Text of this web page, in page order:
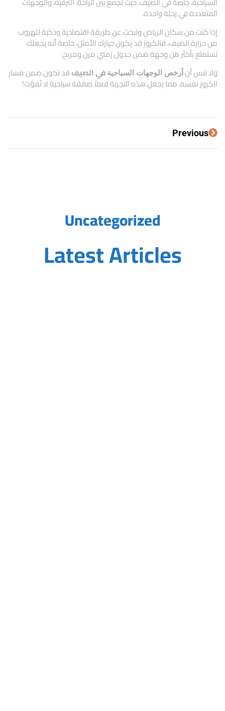
المتعددة في رحلة واحدة.
إذا كنت من سكان الرياض وتبحث عن طريقة اقتصادية وذكية للهروب
من حرارة الصيف، فالكروز قد يكون خيارك الأمثل، خاصة أنه يجعلك
تستمتع بأكثر من وجهة ضمن جدول زمني مرن ومريح.
ولا تنس أن أرخص الوجهات السياحية في الصيفقد تكون ضمن مسار
الكروز نفسه، مما يجعل هذه التجربة فعلاً صفقة سياحية لا تُفوّت!
Previous
Uncategorized
Latest Articles